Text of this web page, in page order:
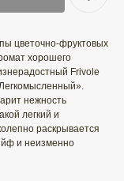
цветочно-фруктовых
хорошего
Frivole
нежность
легкий и
раскрывается
и неизменно